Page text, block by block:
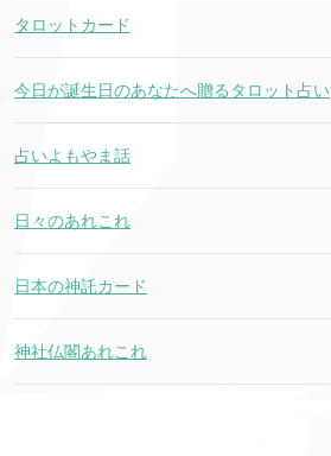
タロットカード
今日が誕生日のあなたへ贈るタロット占い
占いよもやま話
日々のあれこれ
日本の神託カード
神社仏閣あれこれ